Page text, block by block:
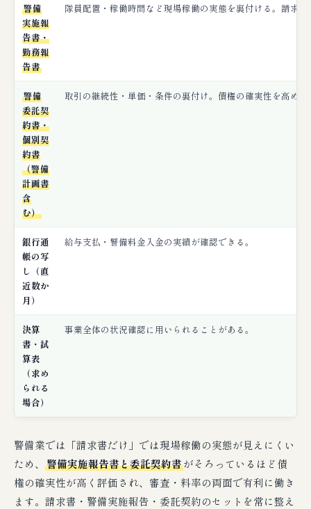
警備
実施報
告書・
勤務報
告書
隊員配置・稼働時間など現場稼働の実態を裏付ける。請求の
警備
委託契
約書・
個別契
約書
（警備
計画書
含
む）
取引の継続性・単価・条件の裏付け。債権の確実性を高める
銀行通
帳の写
し（直
近数か
月）
給与支払・警備料金入金の実績が確認できる。
決算
書・試
算表
（求め
られる
場合）
事業全体の状況確認に用いられることがある。
警備業では「請求書だけ」では現場稼働の実態が見えにくい
ため、 警備実施報告書と委託契約書がそろっているほど債
権の確実性が高く評価され、審査・料率の両面で有利に働き
ます。請求書・警備実施報告・委託契約のセットを常に整え